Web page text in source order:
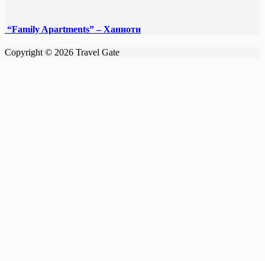
“Family Apartments” – Ханиоти
Copyright © 2026 Travel Gate